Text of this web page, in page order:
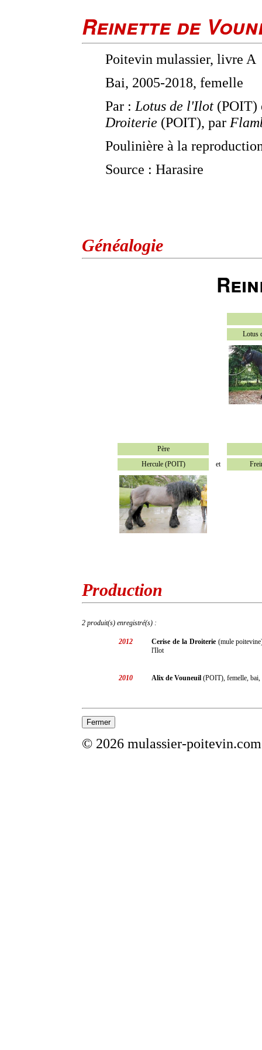
Reinette de
Poitevin mulassier, livre A
Bai, 2005-2018, femelle
Par : Lotus de l'Ilot
Droiterie (POIT), par
Poulinière à la
Source : Harasire
Généalogie
Lotus
Père
Hercule (POIT)
et
Production
2 produit(s) enregistré(s) :
2012 Cerise de la Droiterie(mule
l'Ilot
2010 Alix de Vouneuil (POIT), femelle, bai,
© 2026 mulassier-